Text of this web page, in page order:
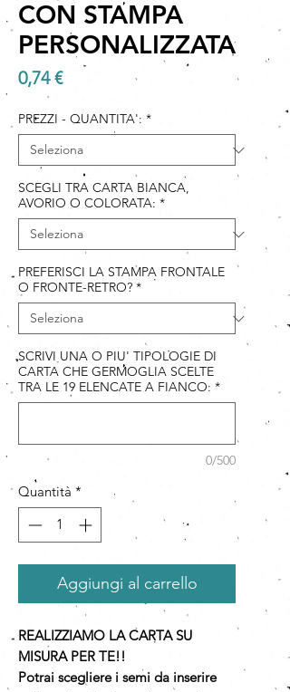
CON STAMPA
PERSONALIZZATA
0,74 €Prezzo
PREZZI - QUANTITA': *
SCEGLI TRA CARTA BIANCA,
AVORIO O COLORATA: *
PREFERISCI LA STAMPA FRONTALE
O FRONTE-RETRO? *
SCRIVI UNA O PIU' TIPOLOGIE DI
CARTA CHE GERMOGLIA SCELTE
TRA LE 19 ELENCATE A FIANCO: *
0/500
Quantità *
Aggiungi al carrello
REALIZZIAMO LA CARTA SU
MISURA PER TE!!
Potrai scegliere i semi da inserire